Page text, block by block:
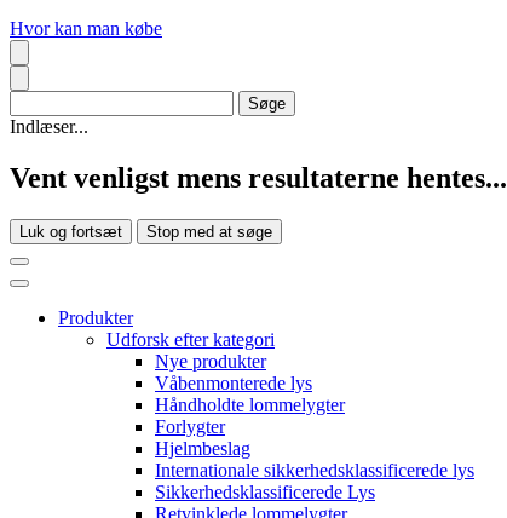
Hvor kan man købe
Indlæser...
Vent venligst mens resultaterne hentes...
Luk og fortsæt Stop med at søge
Produkter
Udforsk efter kategori
Nye produkter
Våbenmonterede lys
Håndholdte lommelygter
Forlygter
Hjelmbeslag
Internationale sikkerhedsklassificerede lys
Sikkerhedsklassificerede Lys
Retvinklede lommelygter